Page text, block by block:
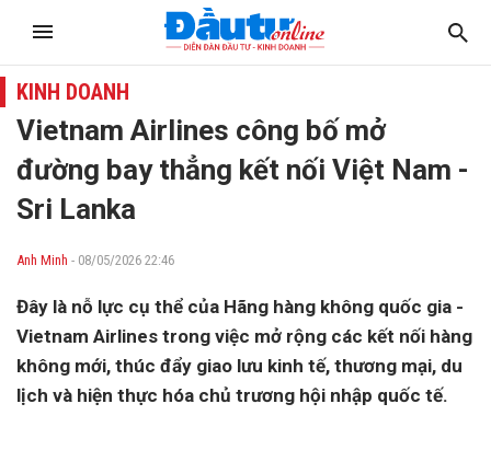
KINH DOANH
Vietnam Airlines công bố mở
đường bay thẳng kết nối Việt Nam -
Sri Lanka
Anh Minh - 08/05/2026 22:46
Đây là nỗ lực cụ thể của Hãng hàng không quốc gia -
Vietnam Airlines trong việc mở rộng các kết nối hàng
không mới, thúc đẩy giao lưu kinh tế, thương mại, du
lịch và hiện thực hóa chủ trương hội nhập quốc tế.